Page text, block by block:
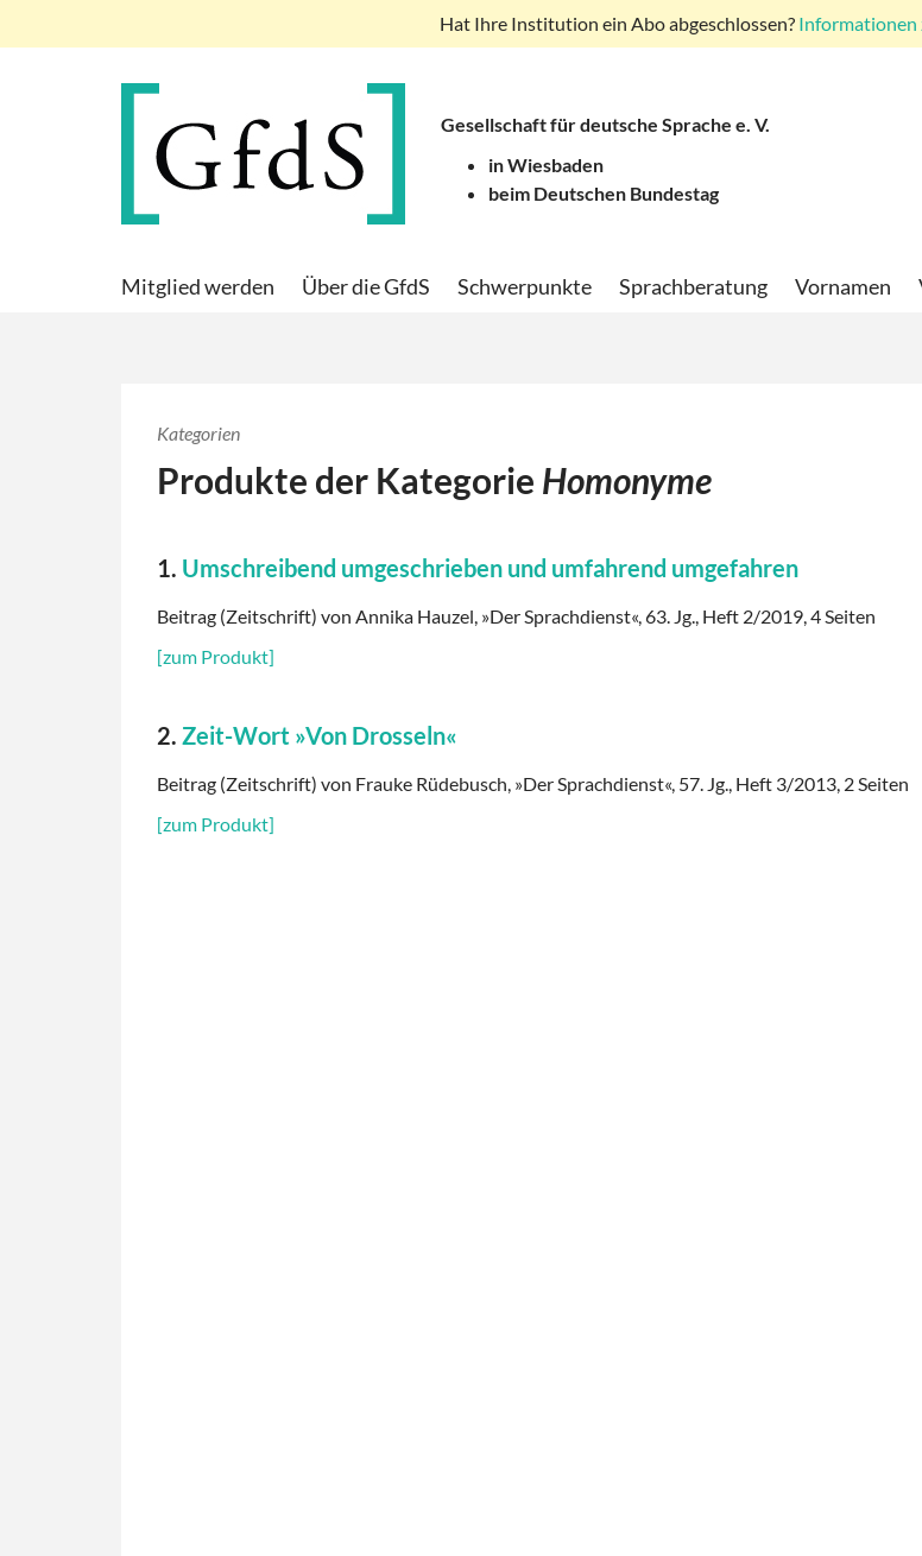
Hat Ihre Institution ein Abo abgeschlossen? Informationen
Gesellschaft für deutsche Sprache e. V.
in Wiesbaden
beim Deutschen Bundestag
Mitglied werden Über die GfdS Schwerpunkte Sprachberatung Vornamen
Kategorien
Produkte der Kategorie Homonyme
1. Umschreibend umgeschrieben und umfahrend umgefahren
Beitrag (Zeitschrift) von Annika Hauzel, »Der Sprachdienst«, 63. Jg., Heft 2/2019, 4 Seiten
[zum Produkt]
2. Zeit-Wort »Von Drosseln«
Beitrag (Zeitschrift) von Frauke Rüdebusch, »Der Sprachdienst«, 57. Jg., Heft 3/2013, 2 Seiten
[zum Produkt]